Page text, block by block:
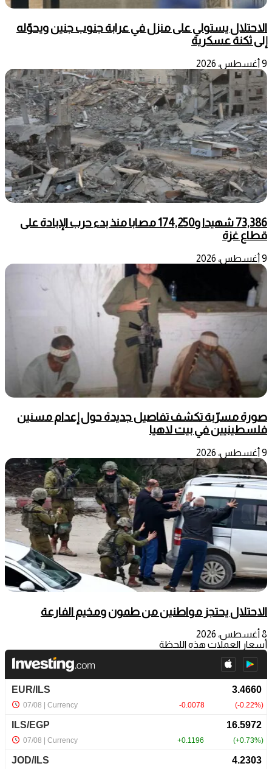
الاحتلال يستولي على منزل في عرابة جنوب جنين ويحوّله
إلى ثكنة عسكرية
9 أغسطس، 2026
73,386 شهيدا و174,250 مصابا منذ بدء حرب الإبادة على
قطاع غزة
9 أغسطس، 2026
صورة مسرّبة تكشف تفاصيل جديدة حول إعدام مسنين
فلسطينيين في بيت لاهيا
9 أغسطس، 2026
الاحتلال يحتجز مواطنين من طمون ومخيم الفارعة
8 أغسطس، 2026
أسعار العملات هذه اللحظة